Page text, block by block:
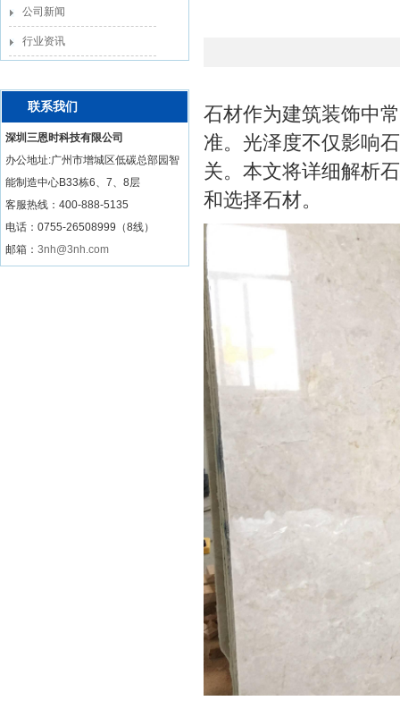
公司新闻
行业资讯
联系我们
深圳三恩时科技有限公司
办公地址:广州市增城区低碳总部园智
能制造中心B33栋6、7、8层
客服热线： 400-888-5135
电话：0755-26508999（8线）
邮箱： 3nh@3nh.com
石材作为建筑装饰中
准。光泽度不仅影响
关。本文将详细解析
和选择石材。